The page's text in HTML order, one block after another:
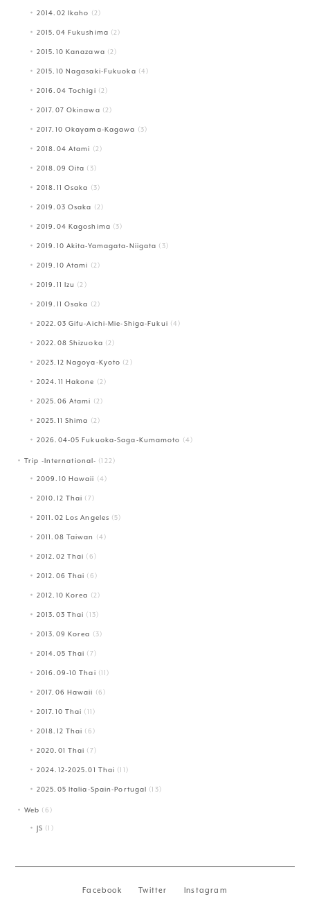
2014.02 Ikaho (2)
2015.04 Fukushima (2)
2015.10 Kanazawa (2)
2015.10 Nagasaki-Fukuoka (4)
2016.04 Tochigi (2)
2017.07 Okinawa (2)
2017.10 Okayama-Kagawa (3)
2018.04 Atami (2)
2018.09 Oita (3)
2018.11 Osaka (3)
2019.03 Osaka (2)
2019.04 Kagoshima (3)
2019.10 Akita-Yamagata-Niigata (3)
2019.10 Atami (2)
2019.11 Izu (2)
2019.11 Osaka (2)
2022.03 Gifu-Aichi-Mie-Shiga-Fukui (4)
2022.08 Shizuoka (2)
2023.12 Nagoya-Kyoto (2)
2024.11 Hakone (2)
2025.06 Atami (2)
2025.11 Shima (2)
2026.04-05 Fukuoka-Saga-Kumamoto (4)
Trip -International- (122)
2009.10 Hawaii (4)
2010.12 Thai (7)
2011.02 Los Angeles (5)
2011.08 Taiwan (4)
2012.02 Thai (6)
2012.06 Thai (6)
2012.10 Korea (2)
2013.03 Thai (13)
2013.09 Korea (3)
2014.05 Thai (7)
2016.09-10 Thai (11)
2017.06 Hawaii (6)
2017.10 Thai (11)
2018.12 Thai (6)
2020.01 Thai (7)
2024.12-2025.01 Thai (11)
2025.05 Italia-Spain-Portugal (13)
Web (6)
JS (1)
Facebook Twitter Instagram